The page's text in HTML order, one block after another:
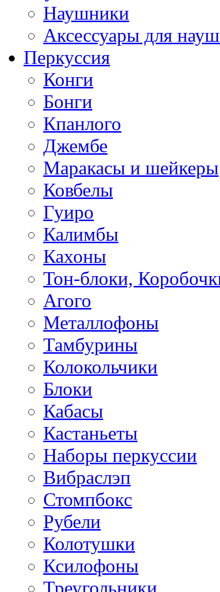
Наушники
Аксессуары для
Перкуссия
Конги
Бонги
Кпанлого
Джембе
Маракасы и шейкеры
Ковбелы
Гуиро
Калимбы
Кахоны
Тон-блоки,
Агого
Металлофоны
Тамбурины
Колокольчики
Блоки
Кабасы
Кастаньеты
Наборы перкуссии
Вибраслэп
Стомпбокс
Рубели
Колотушки
Ксилофоны